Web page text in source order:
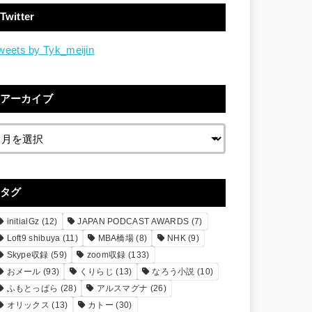
Twitter
by Tyk_meijin
アーカイブ
タグ
initialGz (12) JAPAN PODCAST AWARDS (7)
Loft9 shibuya (11) MBA橋場 (8) NHK (9)
Skype収録 (59) zoom収録 (133)
おメール (93) くりらじ (13) なろう小説 (10)
ふもとっぱら (28) アルスマグナ (26)
オリックス (13) カトー (30)